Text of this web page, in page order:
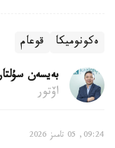
ەكونوميكا قوعام
بەيسەن
اۆتور
09:24, 05 تامىز 2026